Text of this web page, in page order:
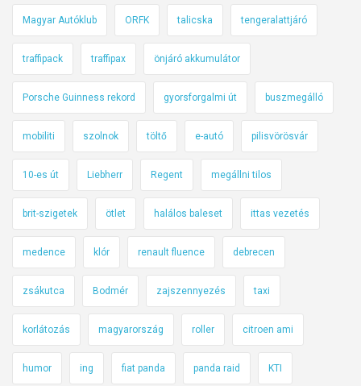
Magyar Autóklub ORFK talicska tengeralattjáró
traffipack traffipax önjáró akkumulátor
Porsche Guinness rekord gyorsforgalmi út buszmegálló
mobiliti szolnok töltő e-autó pilisvörösvár
10-es út Liebherr Regent megállni tilos
brit-szigetek ötlet halálos baleset ittas vezetés
medence klór renault fluence debrecen
zsákutca Bodmér zajszennyezés taxi
korlátozás magyarország roller citroen ami
humor ing fiat panda panda raid KTI